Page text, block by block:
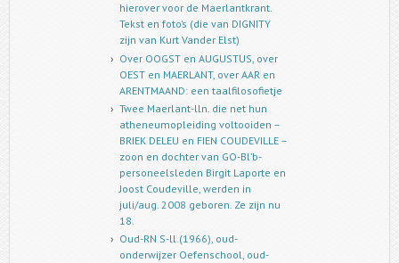
hierover voor de Maerlantkrant.
Tekst en foto’s (die van DIGNITY
zijn van Kurt Vander Elst)
Over OOGST en AUGUSTUS, over
OEST en MAERLANT, over AAR en
ARENTMAAND: een taalfilosofietje
Twee Maerlant-lln. die net hun
atheneumopleiding voltooiden –
BRIEK DELEU en FIEN COUDEVILLE –
zoon en dochter van GO-Bl’b-
personeelsleden Birgit Laporte en
Joost Coudeville, werden in
juli/aug. 2008 geboren. Ze zijn nu
18.
Oud-RN S-ll.(1966), oud-
onderwijzer Oefenschool, oud-